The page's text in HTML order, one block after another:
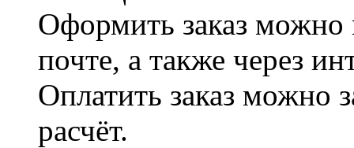
Оформить заказ можно
почте, а также через
Оплатить заказ можно
расчёт.